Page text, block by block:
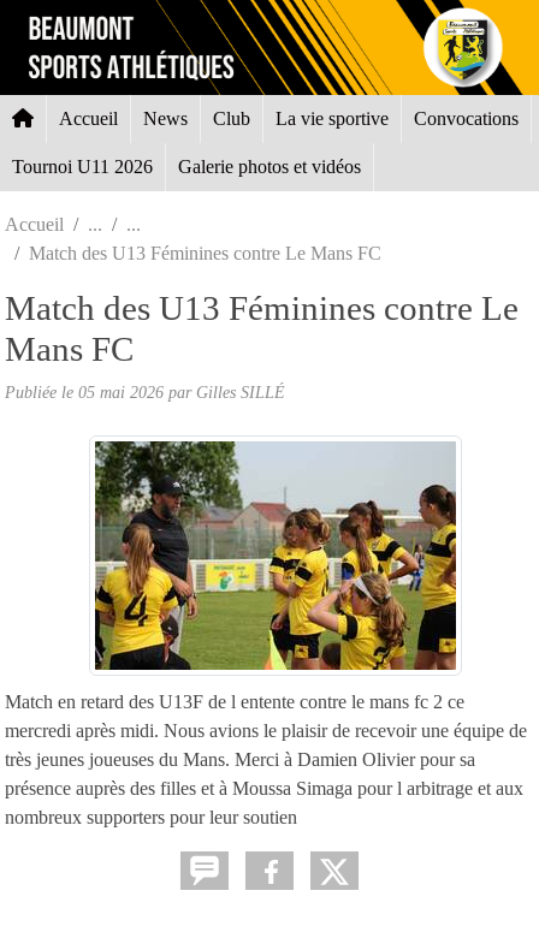
Accueil News Club La vie sportive Convocations
Tournoi U11 2026 Galerie photos et vidéos
Accueil
Match des U13 Féminines contre Le Mans FC
Match des U13 Féminines contre Le
Mans FC
Publiée le 05 mai 2026 par Gilles SILLÉ
Match en retard des U13F de l entente contre le mans fc 2 ce
mercredi après midi. Nous avions le plaisir de recevoir une équipe de
très jeunes joueuses du Mans. Merci à Damien Olivier pour sa
présence auprès des filles et à Moussa Simaga pour l arbitrage et aux
nombreux supporters pour leur soutien
Panneau de gestion des cookies